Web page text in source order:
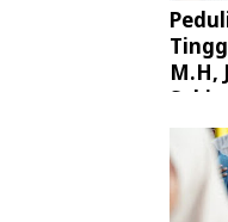
M.H,
Sakit